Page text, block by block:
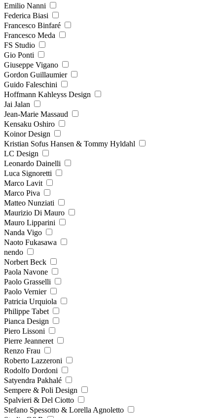
Emilio Nanni
Federica Biasi
Francesco Binfaré
Francesco Meda
FS Studio
Gio Ponti
Giuseppe Vigano
Gordon Guillaumier
Guido Faleschini
Hoffmann Kahleyss Design
Jai Jalan
Jean-Marie Massaud
Kensaku Oshiro
Koinor Design
Kristian Sofus Hansen & Tommy Hyldahl
LC Design
Leonardo Dainelli
Luca Signoretti
Marco Lavit
Marco Piva
Matteo Nunziati
Maurizio Di Mauro
Mauro Lipparini
Nanda Vigo
Naoto Fukasawa
nendo
Norbert Beck
Paola Navone
Paolo Grasselli
Paolo Vernier
Patricia Urquiola
Philippe Tabet
Pianca Design
Piero Lissoni
Pierre Jeanneret
Renzo Frau
Roberto Lazzeroni
Rodolfo Dordoni
Satyendra Pakhalé
Sempere & Poli Design
Spalvieri & Del Ciotto
Stefano Spessotto & Lorella Agnoletto